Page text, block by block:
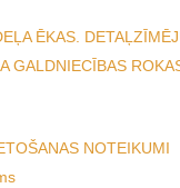
ĒKAS.
GALDNIECĪBAS
NOTEIKUMI